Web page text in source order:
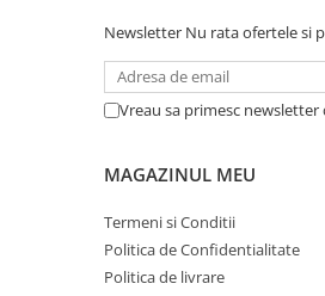
Newsletter Nu rata ofertele si
Vreau sa primesc
MAGAZINUL MEU
Termeni si Conditii
Politica de Confidentialitate
Politica de livrare